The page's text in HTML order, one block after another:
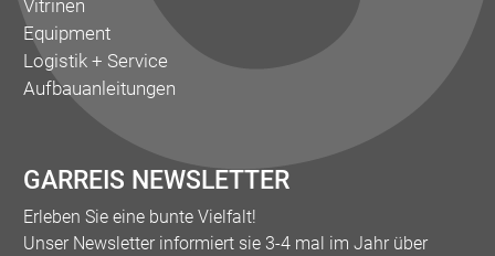
Vitrinen
Equipment
Logistik + Service
Aufbauanleitungen
GARREIS NEWSLETTER
Erleben Sie eine bunte Vielfalt!
Unser Newsletter informiert sie 3-4 mal im Jahr über